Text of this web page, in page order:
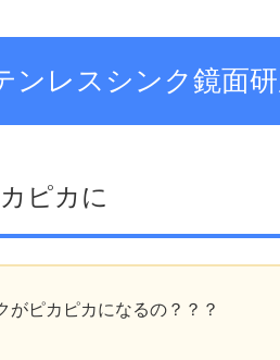
ンレスシンク鏡面
ピカに
がピカピカになるの？？？